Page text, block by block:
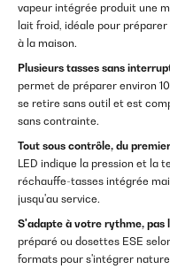
vapeur intégrée produit une
lait froid, idéale pour
à la maison.
Plusieurs tasses sans
permet de préparer environ
se retire sans outil et est
sans contrainte.
Tout sous contrôle, du
LED indique la pression et la
réchauffe-tasses intégrée
jusqu'au service.
S'adapte à votre rythme, pas
préparé ou dosettes ESE
formats pour s'intégrer